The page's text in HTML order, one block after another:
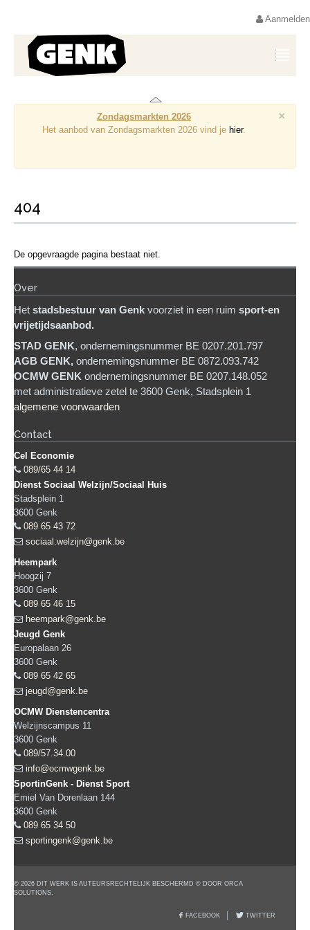
Aanmelden
×
Zondagsmarkten 2026
Het aanbod van Zondagsmarkten 2026 vind je hier.
404
De opgevraagde pagina bestaat niet.
Over
Het stadsbestuur van Genk voorziet in een ruim sport-en
vrijetijdsaanbod.
STAD GENK, ondernemingsnummer BE 0207.201.797
AGB GENK, ondernemingsnummer BE 0872.093.742
OCMW GENK ondernemingsnummer BE 0207.148.052
met administratieve zetel te 3600 Genk, Stadsplein 1
algemene voorwaarden
Contact
Cel Economie
089/65 44 14
Dienst Sociaal Welzijn/Sociaal Huis
Stadsplein 1
3600 Genk
089 65 43 72
sociaal.welzijn@genk.be
Heempark
Hoogzij 7
3600 Genk
089 65 46 15
heempark@genk.be
Jeugd Genk
Europalaan 26
3600 Genk
089 65 42 65
jeugd@genk.be
OCMW Dienstencentra
Welzijnscampus 11
3600 Genk
089/57.34.00
info@ocmwgenk.be
SportinGenk - Dienst Sport
Emiel Van Dorenlaan 144
3600 Genk
089 65 34 50
sportingenk@genk.be
© 2026 DIT WERK IS AUTEURSRECHTELIJK BESCHERMD © DOOR ORCA
SOLUTIONS.
FACEBOOK TWITTER